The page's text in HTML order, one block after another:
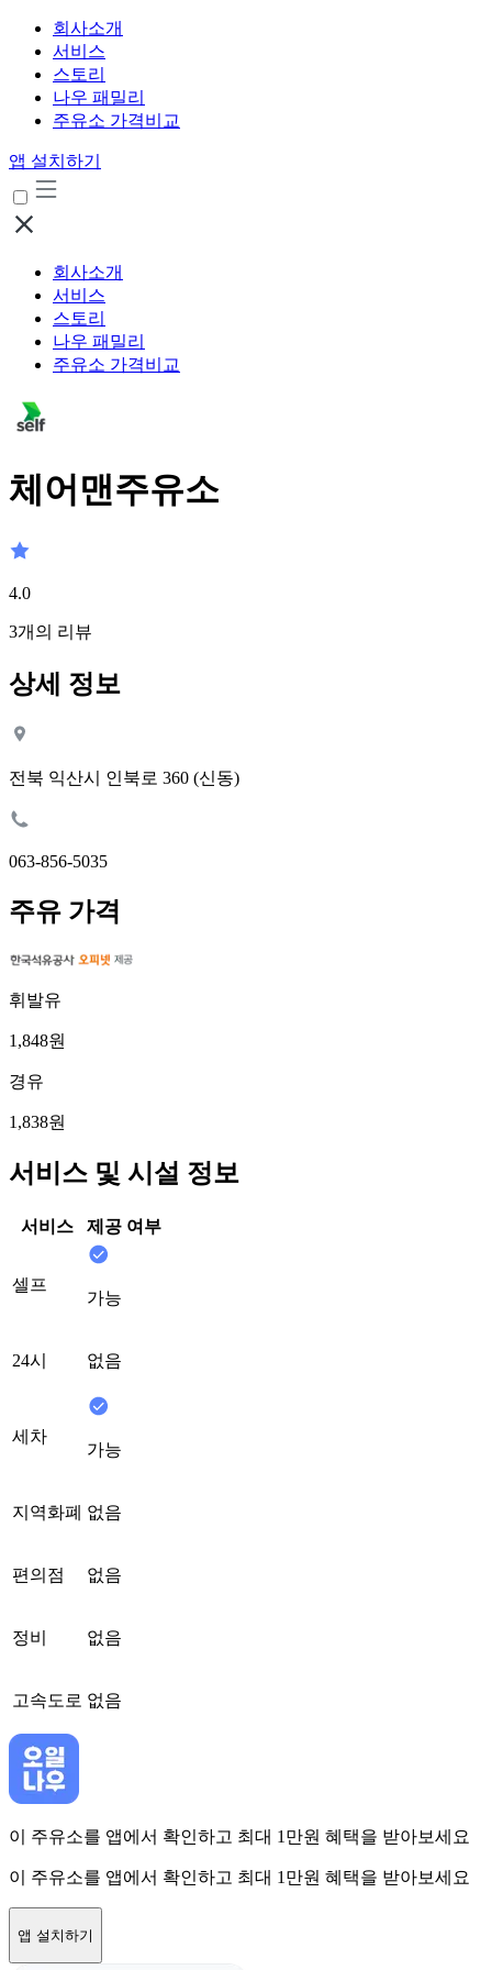
회사소개
서비스
스토리
나우 패밀리
주유소 가격비교
앱 설치하기
회사소개
서비스
스토리
나우 패밀리
주유소 가격비교
체어맨주유소
4.0
3개의 리뷰
상세 정보
전북 익산시 인북로 360 (신동)
063-856-5035
주유 가격
휘발유
1,848원
경유
1,838원
서비스 및 시설 정보
서비스 제공 여부
셀프
가능
24시 없음
세차
가능
지역화폐 없음
편의점 없음
정비 없음
고속도로 없음
이 주유소를 앱에서 확인하고 최대 1만원 혜택을 받아보세요
이 주유소를 앱에서 확인하고 최대 1만원 혜택을 받아보세요
앱 설치하기